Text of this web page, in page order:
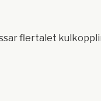
flertalet